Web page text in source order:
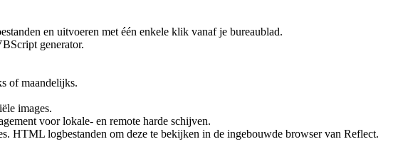
en uitvoeren met één enkele klik vanaf je bureaublad.
generator.
of maandelijks.
images.
voor lokale- en remote harde schijven.
HTML logbestanden om deze te bekijken in de ingebouwde browser van Reflect.